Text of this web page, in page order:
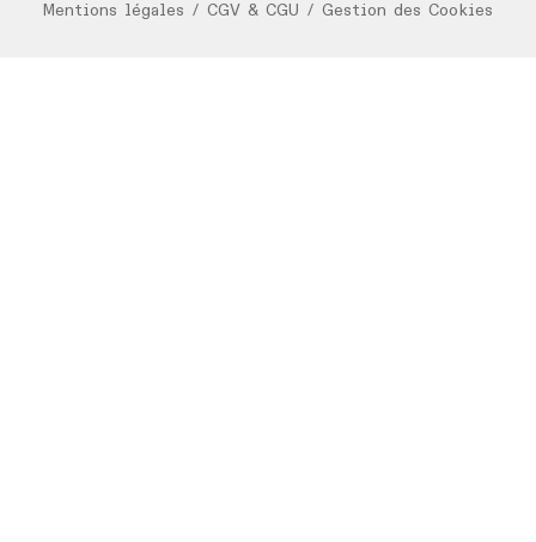
Mentions légales / CGV & CGU / Gestion des Cookies